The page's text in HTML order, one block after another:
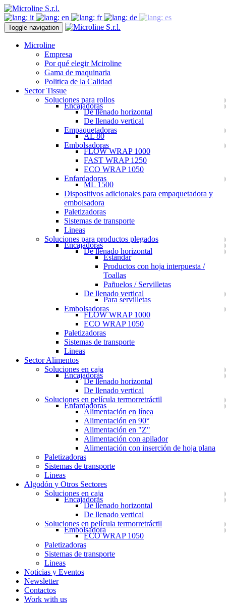
Toggle navigation
Microline
Empresa
Por qué elegir Mciroline
Gama de maquinaria
Politica de la Calidad
Sector Tissue
Soluciones para rollos
Encajadoras
De llenado horizontal
De llenado vertical
Empaquetadoras
AL 80
Embolsadoras
FLOW WRAP 1000
FAST WRAP 1250
ECO WRAP 1050
Enfardadoras
ML 1500
Dispositivos adicionales para empaquetadora y
embolsadora
Paletizadoras
Sistemas de transporte
Lineas
Soluciones para productos plegados
Encajadoras
De llenado horizontal
Estándar
Productos con hoja interpuesta /
Toallas
Pañuelos / Servilletas
De llenado vertical
Para servilletas
Embolsadoras
FLOW WRAP 1000
ECO WRAP 1050
Paletizadoras
Sistemas de transporte
Lineas
Sector Alimentos
Soluciones en caja
Encajadoras
De llenado horizontal
De llenado vertical
Soluciones en película termorretráctil
Enfardadoras
Alimentación en línea
Alimentación en 90°
Alimentación en "Z"
Alimentación con apilador
Alimentación con inserción de hoja plana
Paletizadoras
Sistemas de transporte
Lineas
Algodón y Otros Sectores
Soluciones en caja
Encajadoras
De llenado horizontal
De llenado vertical
Soluciones en película termorretráctil
Embolsadora
ECO WRAP 1050
Paletizadoras
Sistemas de transporte
Lineas
Noticias y Eventos
Newsletter
Contactos
Work with us